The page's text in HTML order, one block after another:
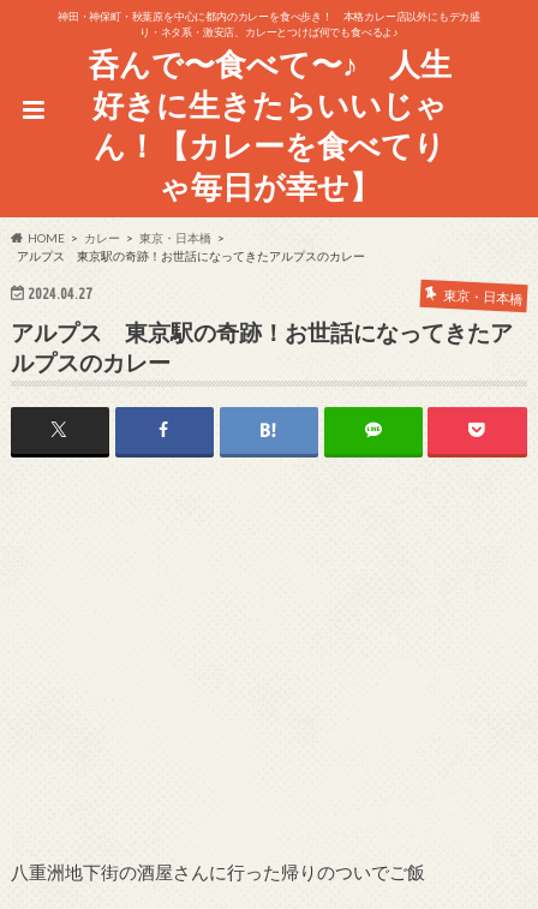
神田・神保町・秋葉原を中心に都内のカレーを食べ歩き！ 本格カレー店以外にもデカ盛
り・ネタ系・激安店、カレーとつけば何でも食べるよ♪
呑んで〜食べて〜♪ 人生
好きに生きたらいいじゃ
ん！【カレーを食べてり
ゃ毎日が幸せ】
HOME カレー
東京・日本橋
アルプス 東京駅の奇跡！お世話になってきたアルプスのカレー
2024.04.27 東京・日本橋
アルプス 東京駅の奇跡！お世話になってきたア
ルプスのカレー
八重洲地下街の酒屋さんに行った帰りのついでご飯